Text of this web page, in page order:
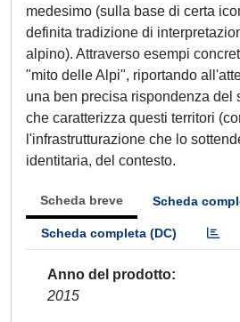
medesimo (sulla base di certa
definita tradizione di
alpino). Attraverso esempi
"mito delle Alpi", riportando
una ben precisa rispondenza del
che caratterizza questi territori
l'infrastrutturazione che lo
identitaria, del contesto.
Scheda breve Scheda
Scheda completa (DC)
Anno del prodotto
2015